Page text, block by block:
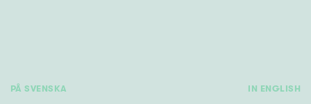
PÅ SVENSKA IN ENGLISH